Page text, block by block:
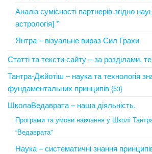
Аналіз сумісності партнерів згідно
астрологія] *
Янтра – візуальне вираз Сил Грахи
Статті та тексти сайту – за розділами,
Тантра-Джйотіш – наука та технологія
фундаментальних принципів {53}
ШколаВедаврата – наша діяльність.
Програми та умови навчання у Школі
“Ведаврата”
Наука – систематичні знання